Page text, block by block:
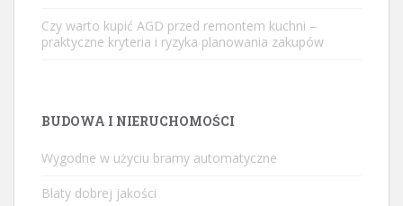
Czy warto kupić AGD przed remontem kuchni –
praktyczne kryteria i ryzyka planowania zakupów
BUDOWA I NIERUCHOMOŚCI
Wygodne w użyciu bramy automatyczne
Blaty dobrej jakości